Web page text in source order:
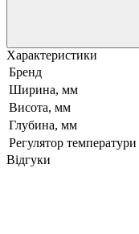
Характеристики
Бренд
Ширина, мм
Висота, мм
Глубина, мм
Регулятор температури
Відгуки